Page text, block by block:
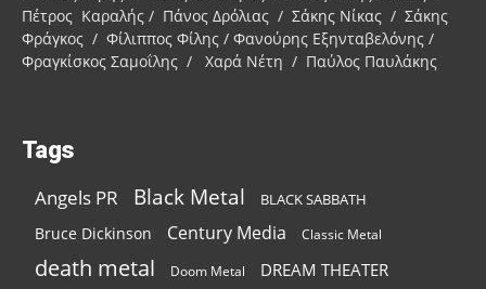
Πέτρος Καραλής / Πάνος Δρόλιας / Σάκης Νίκας / Σάκης
Φράγκος / Φίλιππος Φίλης / Φανούρης Εξηνταβελόνης /
Φραγκίσκος Σαμοΐλης / Χαρά Νέτη / Παύλος Παυλάκης
Tags
Angels PR Black Metal BLACK SABBATH
Bruce Dickinson Century Media Classic Metal
death metal Doom Metal DREAM THEATER